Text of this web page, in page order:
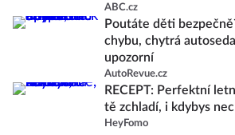
ABC.cz
Poutáte děti
chybu, chytrá
upozorní
AutoRevue.cz
RECEPT: Perfektní
tě zchladí, i kdybys
HeyFomo